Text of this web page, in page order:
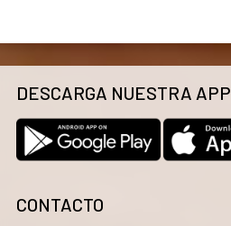
DESCARGA NUESTRA APP
CONTACTO